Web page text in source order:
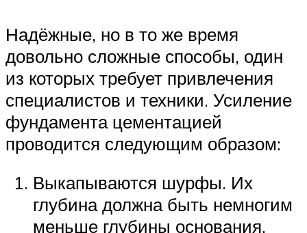
Надёжные, но в то же время
довольно сложные способы, один
из которых требует привлечения
специалистов и техники. Усиление
фундамента цементацией
проводится следующим образом:
Выкапываются шурфы. Их
глубина должна быть немногим
меньше глубины основания.